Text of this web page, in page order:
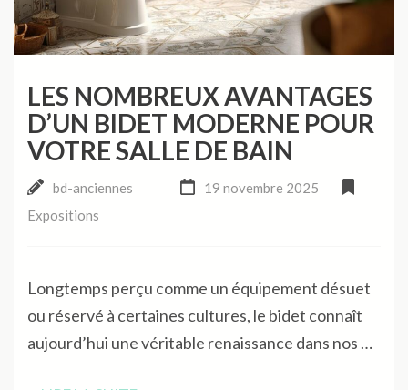
LES NOMBREUX AVANTAGES
D’UN BIDET MODERNE POUR
VOTRE SALLE DE BAIN
bd-anciennes
19 novembre 2025
Expositions
Longtemps perçu comme un équipement désuet
ou réservé à certaines cultures, le bidet connaît
aujourd’hui une véritable renaissance dans nos …